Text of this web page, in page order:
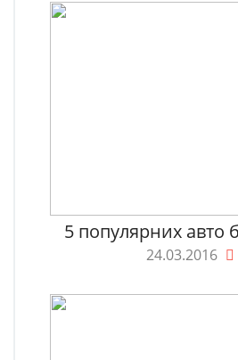
5 популярних авто
24.03.2016